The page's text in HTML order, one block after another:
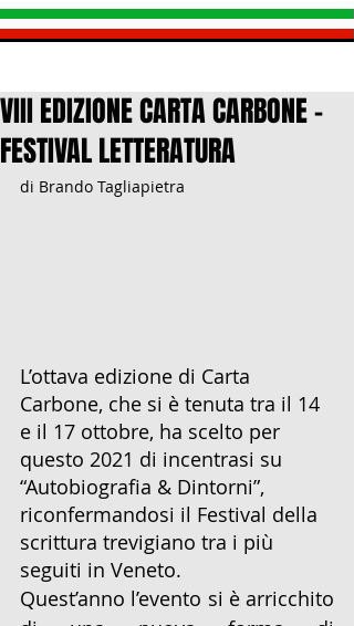
VIII EDIZIONE CARTA CARBONE -
FESTIVAL LETTERATURA
di Brando Tagliapietra
L’ottava edizione di Carta
Carbone, che si è tenuta tra il 14
e il 17 ottobre, ha scelto per
questo 2021 di incentrasi su
“Autobiografia & Dintorni”,
riconfermandosi il Festival della
scrittura trevigiano tra i più
seguiti in Veneto.
Quest’anno l’evento si è arricchito